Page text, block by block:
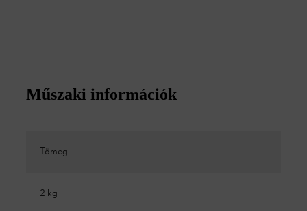
Műszaki információk
Tömeg
2 kg